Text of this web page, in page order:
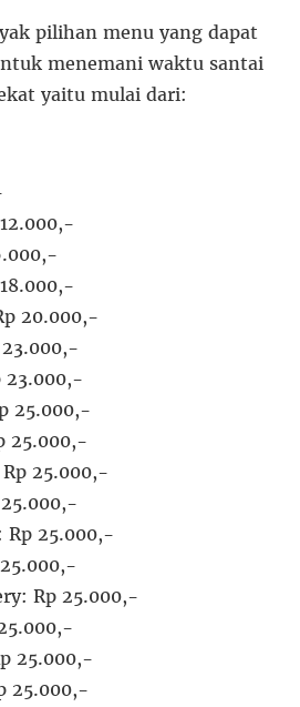
pilihan menu yang dapat
menemani waktu santai
yaitu mulai dari:
20.000,-
23.000,-
25.000,-
25.000,-
25.000,-
Rp 25.000,-
Rp 25.000,-
25.000,-
25.000,-